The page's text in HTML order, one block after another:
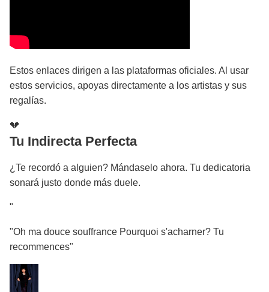
Estos enlaces dirigen a las plataformas oficiales. Al usar
estos servicios, apoyas directamente a los artistas y sus
regalías.
💔
Tu Indirecta Perfecta
¿Te recordó a alguien? Mándaselo ahora. Tu dedicatoria
sonará justo donde más duele.
"
"Oh ma douce souffrance Pourquoi s'acharner? Tu
recommences"